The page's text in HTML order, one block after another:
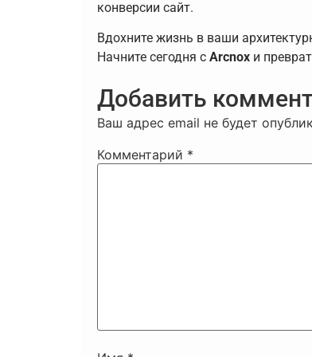
конверсии сайт.
Вдохните жизнь в ваши
Начните сегодня с Arcnox и
Добавить
Ваш адрес email не будет
Комментарий *